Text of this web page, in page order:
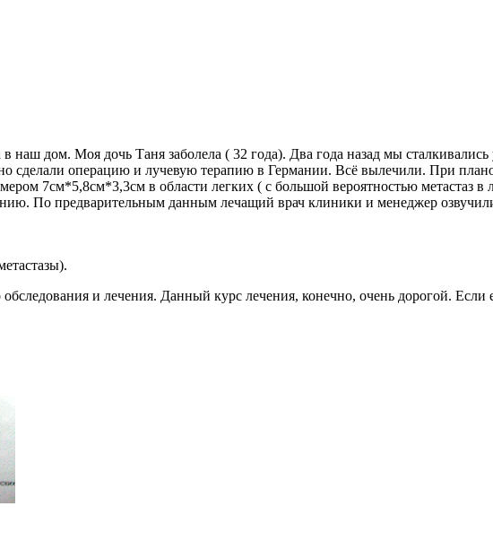
наш дом. Моя дочь Таня заболела ( 32 года). Два года назад мы
сделали операцию и лучевую терапию в Германии. Всё вылечили. При
7см*5,8см*3,3см в области легких ( с большой вероятностью метастаз
По предварительным данным лечащий врач клиники и менеджер
и лечения. Данный курс лечения, конечно, очень дорогой.